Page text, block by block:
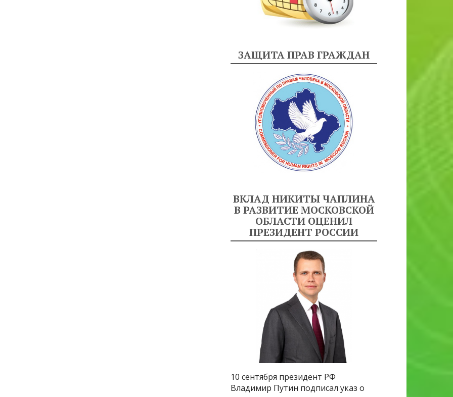
ЗАЩИТА ПРАВ ГРАЖДАН
ВКЛАД НИКИТЫ ЧАПЛИНА
В РАЗВИТИЕ МОСКОВСКОЙ
ОБЛАСТИ ОЦЕНИЛ
ПРЕЗИДЕНТ РОССИИ
10 сентября президент РФ
Владимир Путин подписал указ о